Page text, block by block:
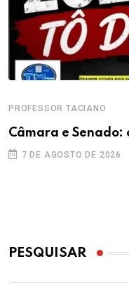
PROFESSOR TACIANO
Câmara e Senado:
7 DE AGOSTO DE 2026
PESQUISAR